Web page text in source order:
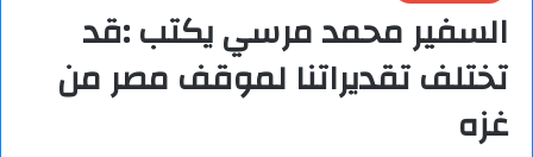
السفير محمد مرسي يكتب :قد
تختلف تقديراتنا لموقف مصر من
غزه